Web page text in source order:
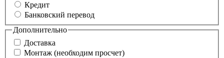
Кредит
Банковский перевод
Дополнительно
Доставка
Монтаж (необходим просчет)